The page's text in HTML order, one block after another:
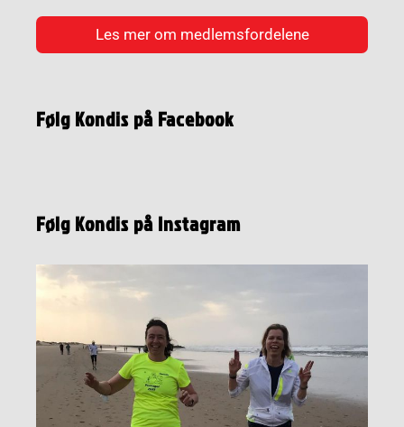
Les mer om medlemsfordelene
Følg Kondis på Facebook
Følg Kondis på Instagram